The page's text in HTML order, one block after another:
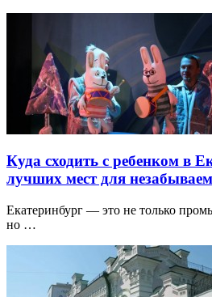
Куда сходить с ребенком в
лучших мест для
Екатеринбург — это не только
но …